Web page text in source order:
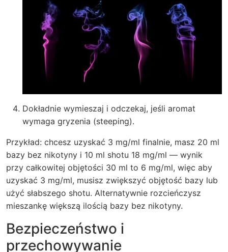
Dokładnie wymieszaj i odczekaj, jeśli aromat
wymaga gryzenia (steeping).
Przykład: chcesz uzyskać 3 mg/ml finalnie, masz 20 ml
bazy bez nikotyny i 10 ml shotu 18 mg/ml — wynik
przy całkowitej objętości 30 ml to 6 mg/ml, więc aby
uzyskać 3 mg/ml, musisz zwiększyć objętość bazy lub
użyć słabszego shotu. Alternatywnie rozcieńczysz
mieszankę większą ilością bazy bez nikotyny.
Bezpieczeństwo i
przechowywanie